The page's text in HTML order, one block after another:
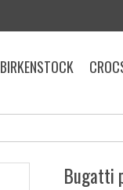
Bugatti
BIRKENSTOCK